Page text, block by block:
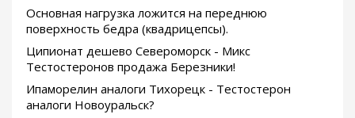
Основная нагрузка ложится на переднюю
поверхность бедра (квадрицепсы).
Ципионат дешево Североморск - Микс
Тестостеронов продажа Березники!
Ипаморелин аналоги Тихорецк - Тестостерон
аналоги Новоуральск?